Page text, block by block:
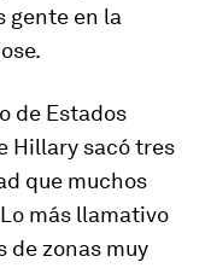
gente en la
de Estados
Hillary sacó tres
que muchos
más llamativo
de zonas muy